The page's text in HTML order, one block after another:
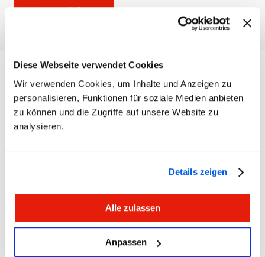
Diese Webseite verwendet Cookies
Wir verwenden Cookies, um Inhalte und Anzeigen zu
personalisieren, Funktionen für soziale Medien anbieten
zu können und die Zugriffe auf unsere Website zu
analysieren.
Details zeigen
Alle zulassen
Anpassen
Anmelden
Das Wichtigste auf
einen Blick
Zeit:9 bis 17 Uhr
Anmeldeschluss:17. August 2026